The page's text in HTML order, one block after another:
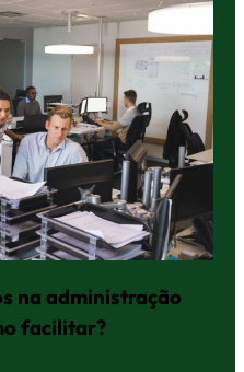
na administração
facilitar?